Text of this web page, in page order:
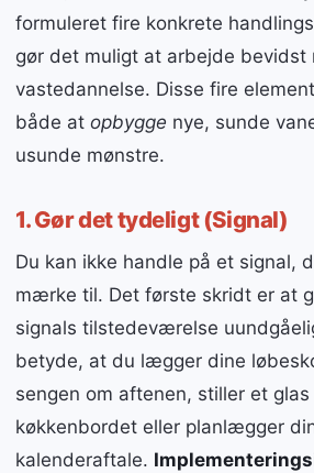
formuleret fire konkrete
gør det muligt at arbejde bevidst
vastedannelse. Disse fire
både at opbygge nye, sunde
usunde mønstre.
1. Gør det tydeligt (Signal)
Du kan ikke handle på et signal,
mærke til. Det første skridt er at
signals tilstedeværelse
betyde, at du lægger dine
sengen om aftenen, stiller et
køkkenbordet eller planlægger
kalenderaftale.